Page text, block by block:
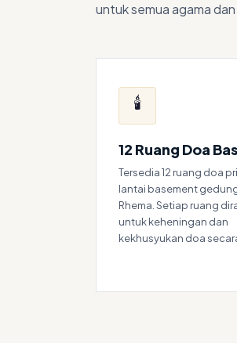
untuk semua agama
🕯️
12 Ruang Doa
Tersedia 12 ruang doa
lantai basement
Rhema. Setiap ruang
untuk keheningan dan
kekhusyukan doa